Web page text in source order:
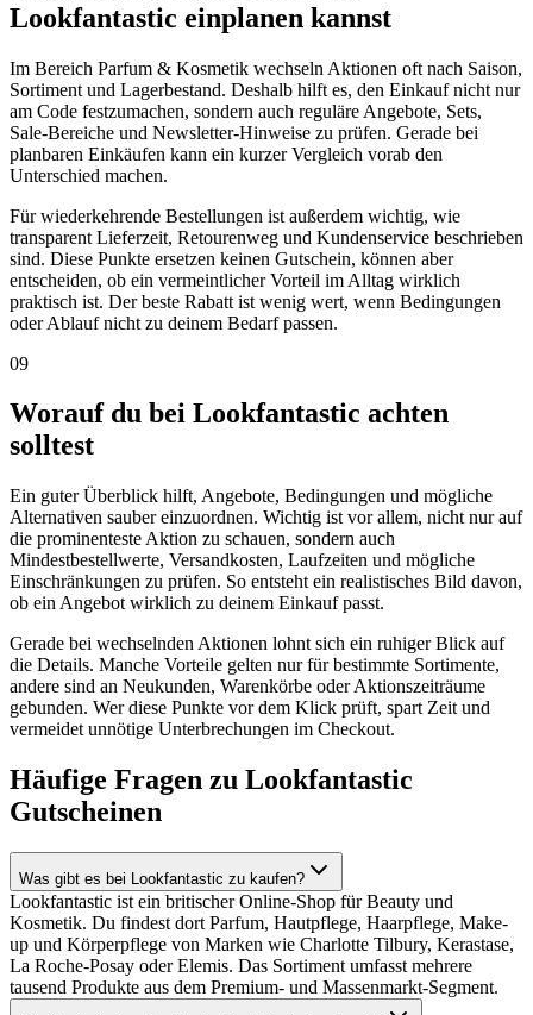
Lookfantastic einplanen kannst
Im Bereich Parfum & Kosmetik wechseln Aktionen oft nach Saison,
Sortiment und Lagerbestand. Deshalb hilft es, den Einkauf nicht nur
am Code festzumachen, sondern auch reguläre Angebote, Sets,
Sale-Bereiche und Newsletter-Hinweise zu prüfen. Gerade bei
planbaren Einkäufen kann ein kurzer Vergleich vorab den
Unterschied machen.
Für wiederkehrende Bestellungen ist außerdem wichtig, wie
transparent Lieferzeit, Retourenweg und Kundenservice beschrieben
sind. Diese Punkte ersetzen keinen Gutschein, können aber
entscheiden, ob ein vermeintlicher Vorteil im Alltag wirklich
praktisch ist. Der beste Rabatt ist wenig wert, wenn Bedingungen
oder Ablauf nicht zu deinem Bedarf passen.
09
Worauf du bei Lookfantastic achten
solltest
Ein guter Überblick hilft, Angebote, Bedingungen und mögliche
Alternativen sauber einzuordnen. Wichtig ist vor allem, nicht nur auf
die prominenteste Aktion zu schauen, sondern auch
Mindestbestellwerte, Versandkosten, Laufzeiten und mögliche
Einschränkungen zu prüfen. So entsteht ein realistisches Bild davon,
ob ein Angebot wirklich zu deinem Einkauf passt.
Gerade bei wechselnden Aktionen lohnt sich ein ruhiger Blick auf
die Details. Manche Vorteile gelten nur für bestimmte Sortimente,
andere sind an Neukunden, Warenkörbe oder Aktionszeiträume
gebunden. Wer diese Punkte vor dem Klick prüft, spart Zeit und
vermeidet unnötige Unterbrechungen im Checkout.
Häufige Fragen zu Lookfantastic
Gutscheinen
Was gibt es bei Lookfantastic zu kaufen?
Lookfantastic ist ein britischer Online-Shop für Beauty und
Kosmetik. Du findest dort Parfum, Hautpflege, Haarpflege, Make-
up und Körperpflege von Marken wie Charlotte Tilbury, Kerastase,
La Roche-Posay oder Elemis. Das Sortiment umfasst mehrere
tausend Produkte aus dem Premium- und Massenmarkt-Segment.